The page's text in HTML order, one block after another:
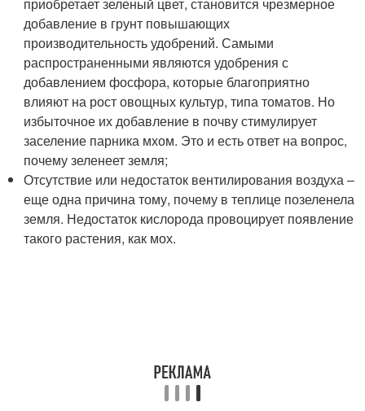
добавление в грунт повышающих
производительность удобрений. Самыми
распространенными являются удобрения с
добавлением фосфора, которые благоприятно
влияют на рост овощных культур, типа томатов. Но
избыточное их добавление в почву стимулирует
заселение парника мхом. Это и есть ответ на вопрос,
почему зеленеет земля;
Отсутствие или недостаток вентилирования воздуха –
еще одна причина тому, почему в теплице позеленела
земля. Недостаток кислорода провоцирует появление
такого растения, как мох.